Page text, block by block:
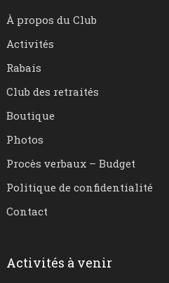
À propos du Club
Activités
Rabais
Club des retraités
Boutique
Photos
Procès verbaux – Budget
Politique de confidentialité
Contact
Activités à venir